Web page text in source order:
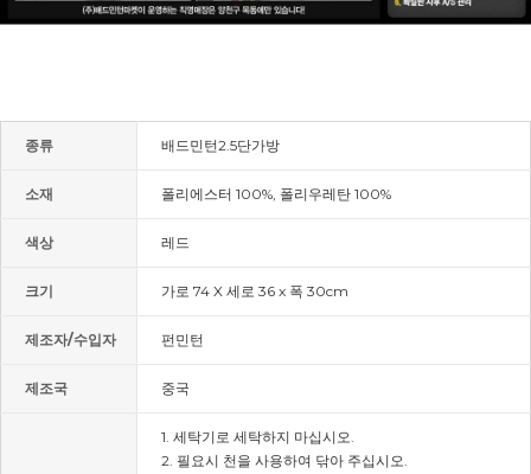
종류 배드민턴2.5단가방
소재 폴리에스터 100%, 폴리우레탄 100%
색상 레드
크기 가로 74 X 세로 36 x 폭 30cm
제조자/수입자 펀민턴
제조국 중국
1. 세탁기로 세탁하지 마십시오.
2. 필요시 천을 사용하여 닦아 주십시오.